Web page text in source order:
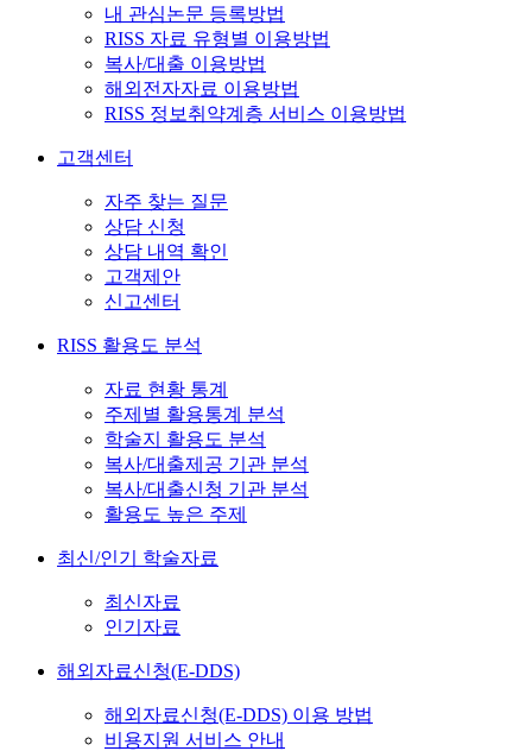
내 관심논문 등록방법
RISS 자료 유형별 이용방법
복사/대출 이용방법
해외전자자료 이용방법
RISS 정보취약계층 서비스 이용방법
고객센터
자주 찾는 질문
상담 신청
상담 내역 확인
고객제안
신고센터
RISS 활용도 분석
자료 현황 통계
주제별 활용통계 분석
학술지 활용도 분석
복사/대출제공 기관 분석
복사/대출신청 기관 분석
활용도 높은 주제
최신/인기 학술자료
최신자료
인기자료
해외자료신청(E-DDS)
해외자료신청(E-DDS) 이용 방법
비용지원 서비스 안내